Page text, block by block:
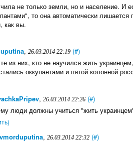
не только земли, но и население. И
то она автоматически
как вы.
, 26.03.2014 22:19 (#)
из них, кто не научился жить
оккупантами и пятой колонной
,26.03.2014 22:26 (#)
люди должны учиться "жить
vmorduputina,26.03.2014 22:32 (#)